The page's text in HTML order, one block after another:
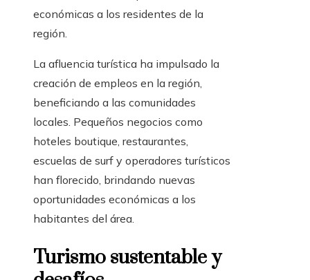
económicas a los residentes de la
región.
La afluencia turística ha impulsado la
creación de empleos en la región,
beneficiando a las comunidades
locales. Pequeños negocios como
hoteles boutique, restaurantes,
escuelas de surf y operadores turísticos
han florecido, brindando nuevas
oportunidades económicas a los
habitantes del área.
Turismo sustentable y